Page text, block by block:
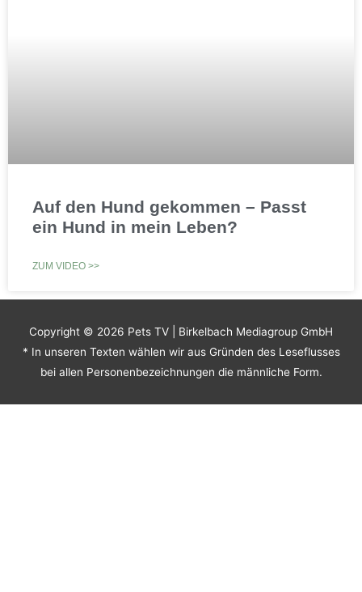
Auf den Hund gekommen – Passt
ein Hund in mein Leben?
ZUM VIDEO >>
Copyright © 2026 Pets TV | Birkelbach Mediagroup GmbH
* In unseren Texten wählen wir aus Gründen des Leseflusses
bei allen Personenbezeichnungen die männliche Form.